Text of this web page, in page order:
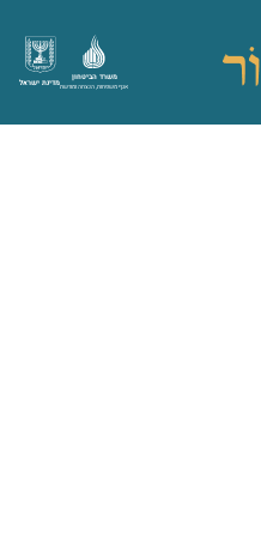
מדינת ישראל
משרד הביטחון
אגף משפחות, הנצחה ומורשת